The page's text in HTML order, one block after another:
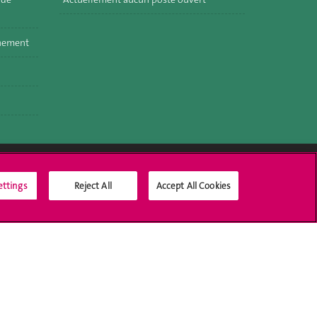
Médias sociaux UNIGE
Reject All Accept All Cookies